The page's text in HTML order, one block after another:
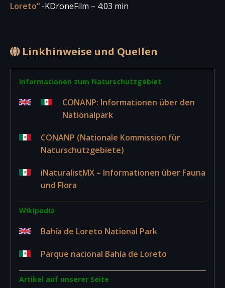
Loreto“ -KDroneFilm – 4:03 min
Linkhinweise und Quellen
Informationen zum Naturschutzgebiet
CONANP: Informationen über den
Nationalpark
CONANP (Nationale Kommission für
Naturschutzgebiete)
iNaturalistMX – Informationen über Fauna
und Flora
Wikipedia
Bahía de Loreto National Park
Parque nacional Bahía de Loreto
Artikel auf unserer Seite